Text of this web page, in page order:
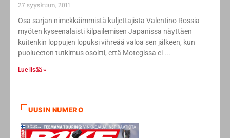
27 syyskuun, 2011
Osa sarjan nimekkäimmistä kuljettajista Valentino Rossia
myöten kyseenalaisti kilpailemisen Japanissa näyttäen
kuitenkin loppujen lopuksi vihreää valoa sen jälkeen, kun
puolueeton tutkimus osoitti, että Motegissa ei
Lue lisää »
UUSIN NUMERO